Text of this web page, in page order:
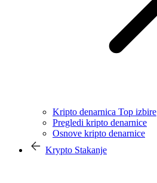
Kripto denarnica Top izbire
Pregledi kripto denarnice
Osnove kripto denarnice
Krypto Stakanje